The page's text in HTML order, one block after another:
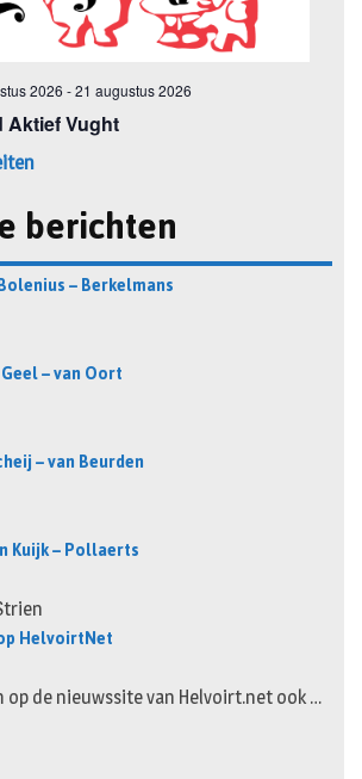
berichten
– Berkelmans
– van Oort
– van Beurden
Kuijk – Pollaerts
HelvoirtNet
op de nieuwssite van Helvoirt.net ook …